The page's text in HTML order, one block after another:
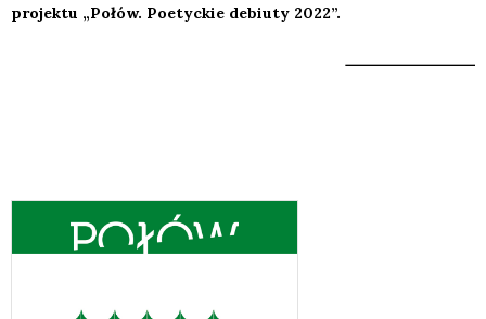
projektu „Połów. Poetyckie debiuty 2022”.